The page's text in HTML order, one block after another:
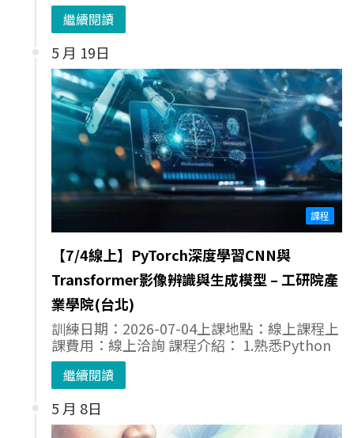
繼續閱讀
5 月 19日
課程
【7/4線上】PyTorch深度學習CNN與
Transformer影像辨識與生成模型 – 工研院產
業學院(台北)
訓練日期：2026-07-04上課地點：線上課程上
課費用：線上洽詢 課程介紹： 1.熟悉Python
繼續閱讀
5 月 8日